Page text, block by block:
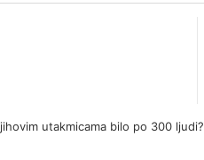
utakmicama bilo po 300 ljudi?